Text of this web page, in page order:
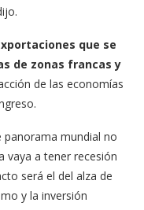
que se
de zonas francas y
de las economías
mundial no
vaya a tener recesión
será el del alza de
y la inversión